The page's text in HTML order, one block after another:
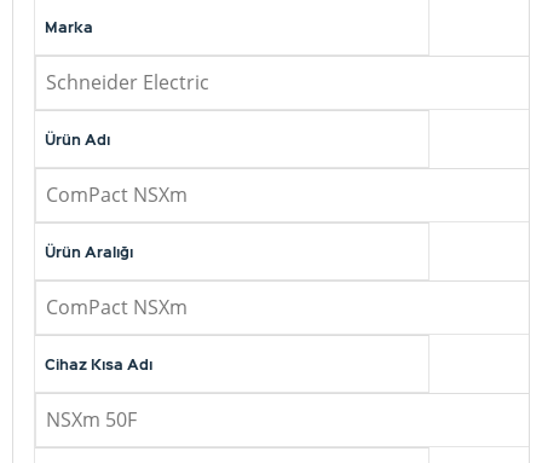
Marka
Schneider Electric
Ürün Adı
ComPact NSXm
Ürün Aralığı
ComPact NSXm
Cihaz Kısa Adı
NSXm 50F